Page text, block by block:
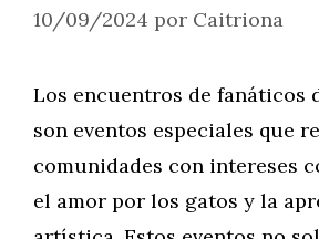
10/09/2024 por Caitriona
Los encuentros de fanáticos
son eventos especiales que
comunidades con intereses
el amor por los gatos y la